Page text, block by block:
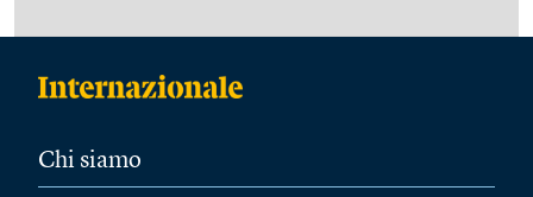
Chi siamo